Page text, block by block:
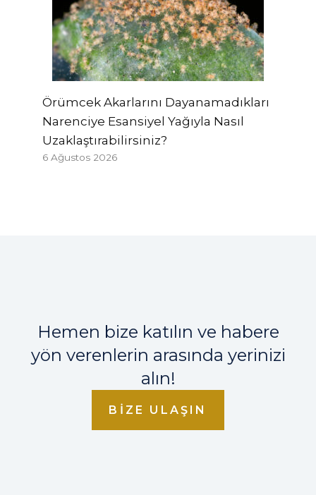
Örümcek Akarlarını Dayanamadıkları
Narenciye Esansiyel Yağıyla Nasıl
Uzaklaştırabilirsiniz?
6 Ağustos 2026
Hemen bize katılın ve habere
yön verenlerin arasında yerinizi
alın!
BIZE ULAŞIN